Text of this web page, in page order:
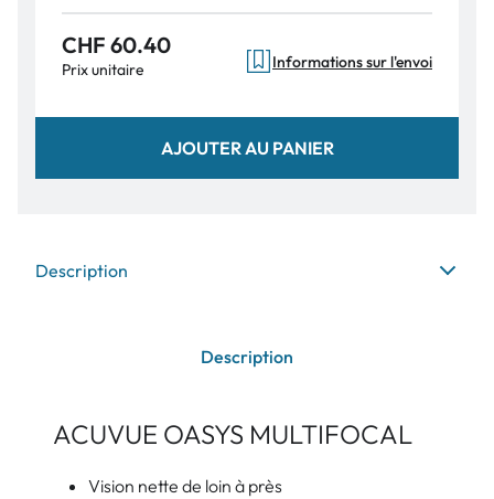
CHF 60.40
Prix unitaire Informations sur l'envoi
AJOUTER AU PANIER
Description
Description
ACUVUE OASYS MULTIFOCAL
Vision nette de loin à près